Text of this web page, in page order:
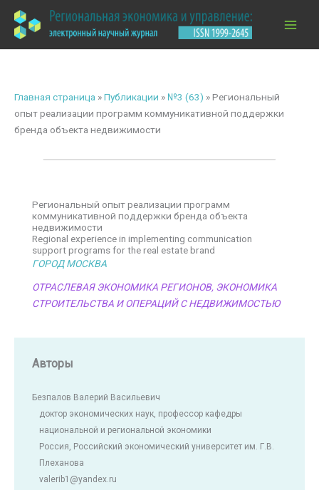
содержимому
Главная страница »Публикации » №3 (63) »Региональный
опыт реализации программ коммуникативной поддержки
бренда объекта недвижимости
Региональный опыт реализации программ
коммуникативной поддержки бренда объекта
недвижимости
Regional experience in implementing communication
support programs for the real estate brand
ГОРОД МОСКВА
ОТРАСЛЕВАЯ ЭКОНОМИКА РЕГИОНОВ, ЭКОНОМИКА
СТРОИТЕЛЬСТВА И ОПЕРАЦИЙ С НЕДВИЖИМОСТЬЮ
Авторы
Безпалов Валерий Васильевич
доктор экономических наук, профессор кафедры
национальной и региональной экономики
Россия, Российский экономический университет им. Г.В.
Плеханова
valerib1@yandex.ru